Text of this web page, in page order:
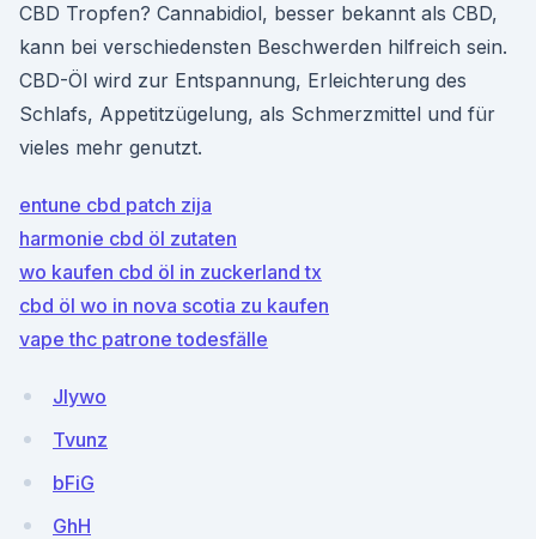
CBD Tropfen? Cannabidiol, besser bekannt als CBD,
kann bei verschiedensten Beschwerden hilfreich sein.
CBD-Öl wird zur Entspannung, Erleichterung des
Schlafs, Appetitzügelung, als Schmerzmittel und für
vieles mehr genutzt.
entune cbd patch zija
harmonie cbd öl zutaten
wo kaufen cbd öl in zuckerland tx
cbd öl wo in nova scotia zu kaufen
vape thc patrone todesfälle
JIywo
Tvunz
bFiG
GhH